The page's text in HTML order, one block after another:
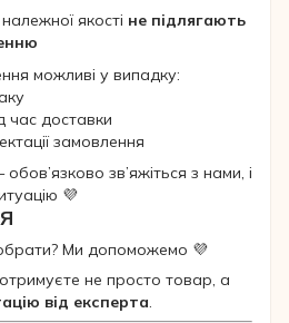
якості не підлягають
можливі у випадку:
час доставки
замовлення
зв’яжіться з нами, і
💜
Ми допоможемо 💜
не просто товар, а
від експерта.